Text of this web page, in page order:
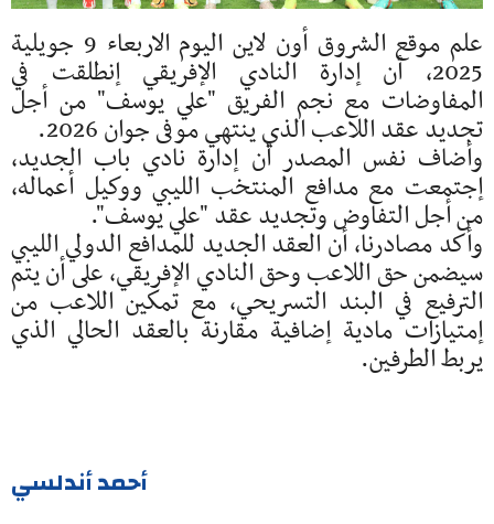
علم موقع الشروق أون لاين اليوم الاربعاء 9 جويلية
2025، أن إدارة النادي الإفريقي إنطلقت في
المفاوضات مع نجم الفريق "علي يوسف" من أجل
تجديد عقد اللاعب الذي ينتهي موفى جوان 2026.
وأضاف نفس المصدر أن إدارة نادي باب الجديد،
إجتمعت مع مدافع المنتخب الليبي ووكيل أعماله،
من أجل التفاوض وتجديد عقد "علي يوسف".
وأكد مصادرنا، أن العقد الجديد للمدافع الدولي الليبي
سيضمن حق اللاعب وحق النادي الإفريقي، على أن يتم
الترفيع في البند التسريحي، مع تمكين اللاعب من
إمتيازات مادية إضافية مقارنة بالعقد الحالي الذي
يربط الطرفين.
أحمد أندلسي